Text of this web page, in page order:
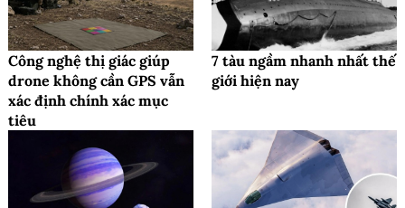
Công nghệ thị giác giúp
drone không cần GPS vẫn
xác định chính xác mục
tiêu
7 tàu ngầm nhanh nhất thế
giới hiện nay